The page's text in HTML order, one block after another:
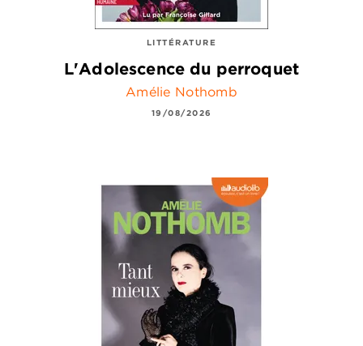
LITTÉRATURE
L'Adolescence du perroquet
Amélie Nothomb
19/08/2026